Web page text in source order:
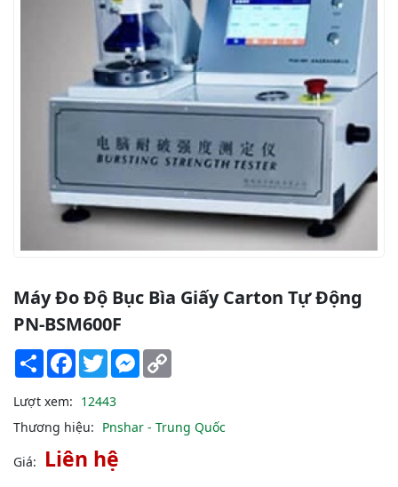
Máy Đo Độ Bục Bìa Giấy Carton Tự Động
PN-BSM600F
Share Facebook
TwitterMessenger
Lượt xem: 12443
Thương hiệu: Pnshar - Trung Quốc
Giá: Liên hệ